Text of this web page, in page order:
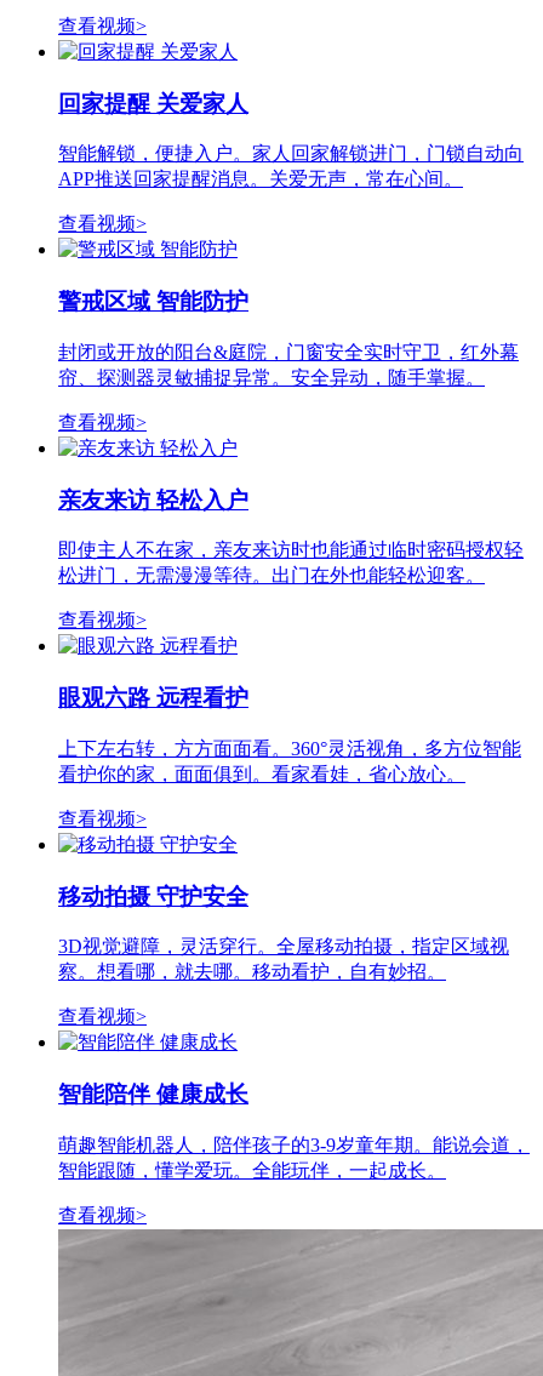
查看视频>
回家提醒 关爱家人
智能解锁，便捷入户。家人回家解锁进门，门锁自动向
APP推送回家提醒消息。关爱无声，常在心间。
查看视频>
警戒区域 智能防护
封闭或开放的阳台&庭院，门窗安全实时守卫，红外幕
帘、探测器灵敏捕捉异常。安全异动，随手掌握。
查看视频>
亲友来访 轻松入户
即使主人不在家，亲友来访时也能通过临时密码授权轻
松进门，无需漫漫等待。出门在外也能轻松迎客。
查看视频>
眼观六路 远程看护
上下左右转，方方面面看。360°灵活视角，多方位智能
看护你的家，面面俱到。看家看娃，省心放心。
查看视频>
移动拍摄 守护安全
3D视觉避障，灵活穿行。全屋移动拍摄，指定区域视
察。想看哪，就去哪。移动看护，自有妙招。
查看视频>
智能陪伴 健康成长
萌趣智能机器人，陪伴孩子的3-9岁童年期。能说会道，
智能跟随，懂学爱玩。全能玩伴，一起成长。
查看视频>